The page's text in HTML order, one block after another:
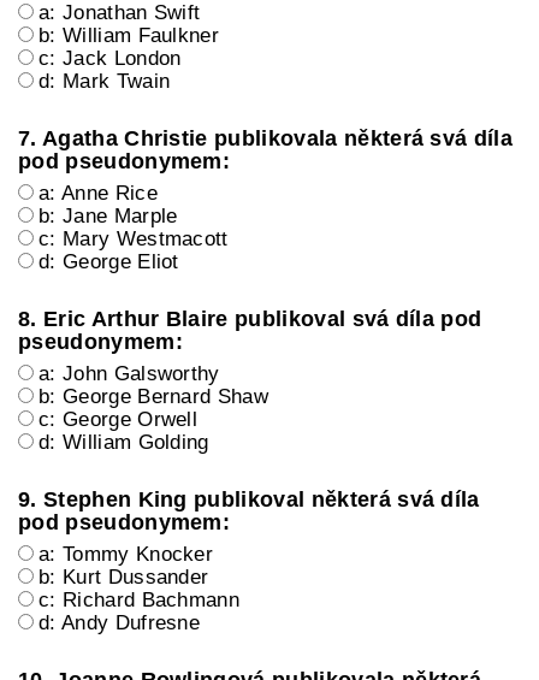
a: Jonathan Swift
b: William Faulkner
c: Jack London
d: Mark Twain
7. Agatha Christie publikovala některá svá díla
pod pseudonymem:
a: Anne Rice
b: Jane Marple
c: Mary Westmacott
d: George Eliot
8. Eric Arthur Blaire publikoval svá díla pod
pseudonymem:
a: John Galsworthy
b: George Bernard Shaw
c: George Orwell
d: William Golding
9. Stephen King publikoval některá svá díla
pod pseudonymem:
a: Tommy Knocker
b: Kurt Dussander
c: Richard Bachmann
d: Andy Dufresne